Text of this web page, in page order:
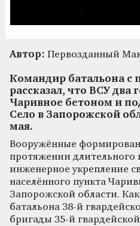
Автор: Первозданный
Командир батальона с
рассказал, что ВСУ два
Чаривное бетоном и
Село в Запорожской
мая.
Вооружённые
протяжении длительного
инженерное укрепление
населённого пункта
Запорожской области.
батальона 38-й
бригады 35-й